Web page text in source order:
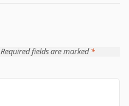
Required fields are marked*